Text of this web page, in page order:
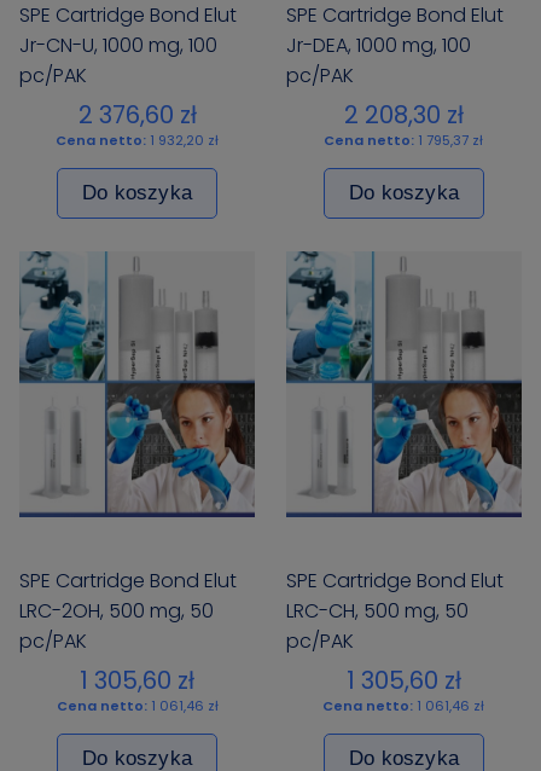
SPE Cartridge Bond Elut
Jr-CN-U, 1000 mg, 100
pc/PAK
2 376,60 zł
Cena netto: 1 932,20 zł
Do koszyka
SPE Cartridge Bond Elut
Jr-DEA, 1000 mg, 100
pc/PAK
2 208,30 zł
Cena netto: 1 795,37 zł
Do koszyka
SPE Cartridge Bond Elut
LRC-2OH, 500 mg, 50
pc/PAK
1 305,60 zł
Cena netto: 1 061,46 zł
Do koszyka
SPE Cartridge Bond Elut
LRC-CH, 500 mg, 50
pc/PAK
1 305,60 zł
Cena netto: 1 061,46 zł
Do koszyka